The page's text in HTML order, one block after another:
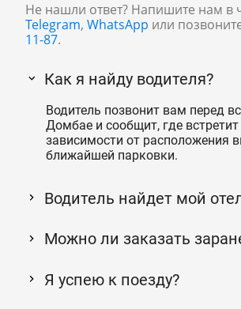
Не нашли ответ? Напишите нам в
Telegram, WhatsApp или
11-87.
Как я найду водителя?
Водитель позвонит вам перед
Домбае и сообщит, где встретит
зависимости от расположения
ближайшей парковки.
Водитель найдет мой
Можно ли заказать
Я успею к поезду?